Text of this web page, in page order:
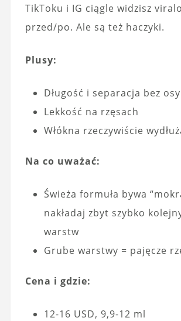
TikToku i IG ciągle widzisz
przed/po. Ale są też haczyki.
Plusy:
Długość i separacja bez
Lekkość na rzęsach
Włókna rzeczywiście
Na co uważać:
Świeża formuła bywa
nakładaj zbyt szybko
warstw
Grube warstwy = pajęcze
Cena i gdzie:
12-16 USD, 9,9-12 ml